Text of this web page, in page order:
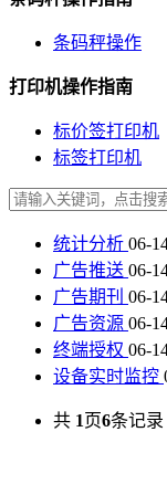
条码秤操作
打印机操作指南
标价签打印机
标签打印机
统计分析 06-
广告推送 06-
广告期刊 06-
广告资源 06-
终端授权 06-
设备实时监控
共 1页6条记录